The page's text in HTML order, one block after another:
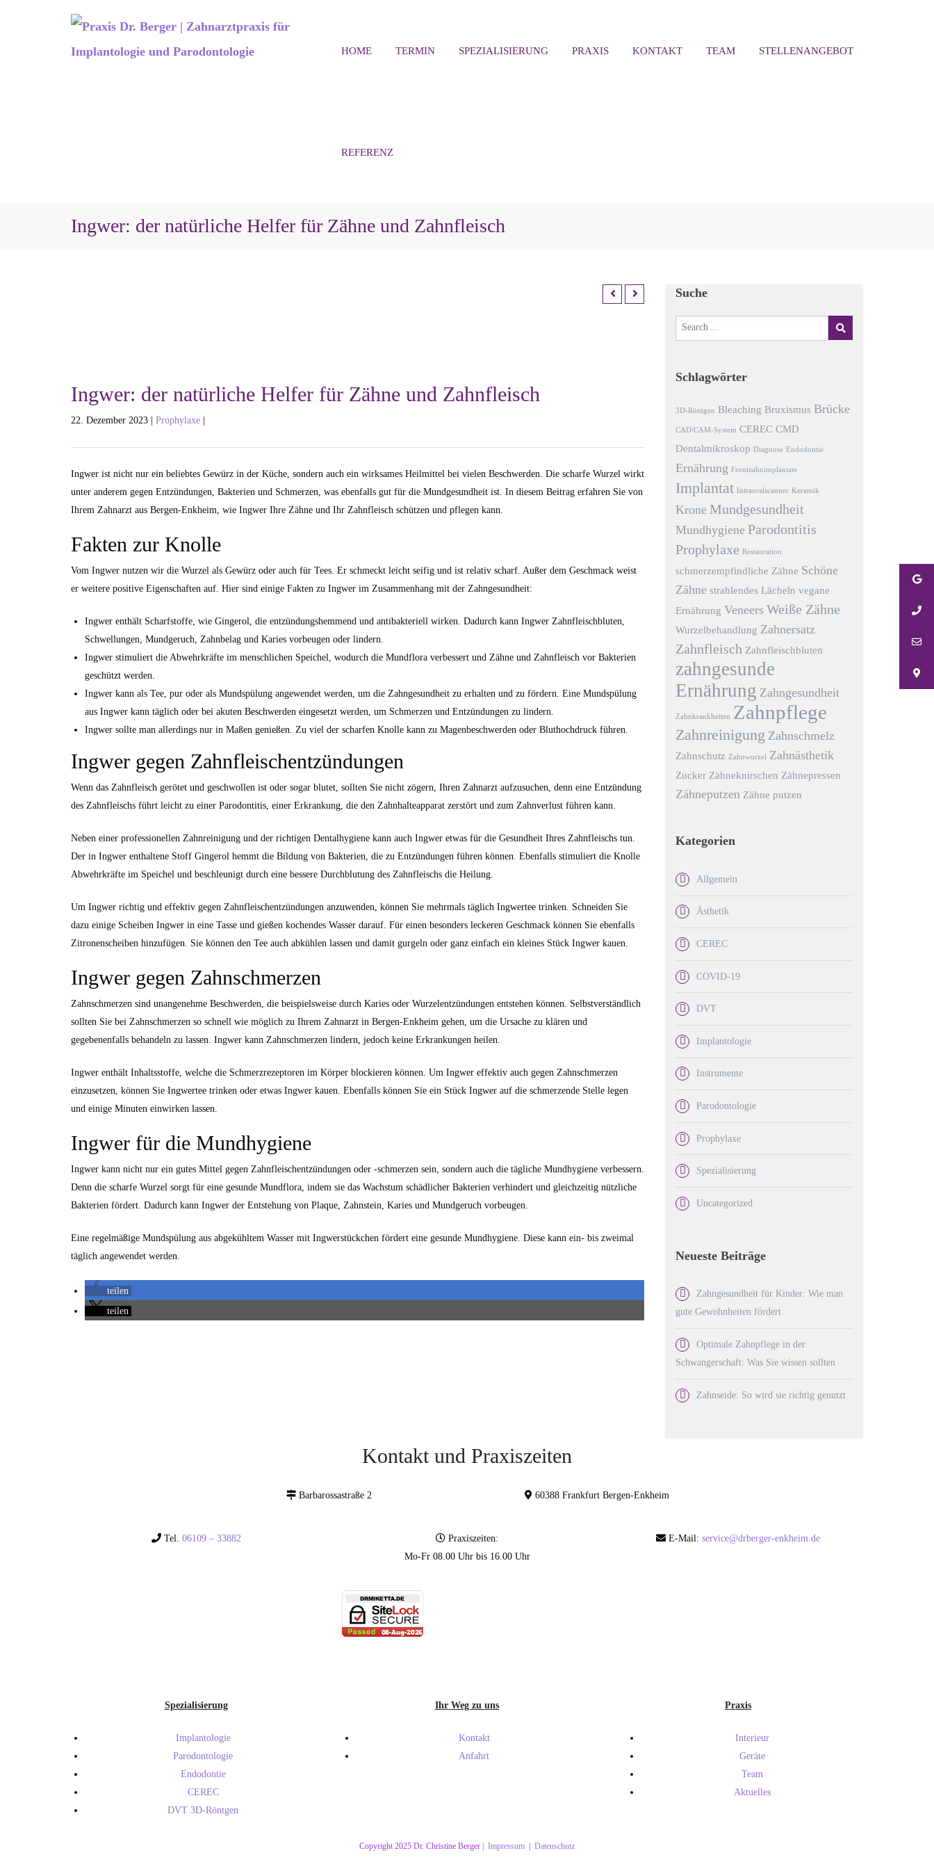
HOME TERMIN SPEZIALISIERUNG PRAXIS KONTAKT TEAM STELLENANGEBOT
REFERENZ
Ingwer: der natürliche Helfer für Zähne und Zahnfleisch
Ingwer: der natürliche Helfer für Zähne und Zahnfleisch
22. Dezember 2023 | Prophylaxe
Ingwer ist nicht nur ein beliebtes Gewürz in der Küche, sondern auch ein wirksames Heilmittel bei vielen Beschwerden. Die scharfe Wurzel wirkt
unter anderem gegen Entzündungen, Bakterien und Schmerzen, was ebenfalls gut für die Mundgesundheit ist. In diesem Beitrag erfahren Sie von
Ihrem Zahnarzt aus Bergen-Enkheim, wie Ingwer Ihre Zähne und Ihr Zahnfleisch schützen und pflegen kann.
Fakten zur Knolle
Vom Ingwer nutzen wir die Wurzel als Gewürz oder auch für Tees. Er schmeckt leicht seifig und ist relativ scharf. Außer dem Geschmack weist
er weitere positive Eigenschaften auf. Hier sind einige Fakten zu Ingwer im Zusammenhang mit der Zahngesundheit:
Ingwer enthält Scharfstoffe, wie Gingerol, die entzündungshemmend und antibakteriell wirken. Dadurch kann Ingwer Zahnfleischbluten,
Schwellungen, Mundgeruch, Zahnbelag und Karies vorbeugen oder lindern.
Ingwer stimuliert die Abwehrkräfte im menschlichen Speichel, wodurch die Mundflora verbessert und Zähne und Zahnfleisch vor Bakterien
geschützt werden.
Ingwer kann als Tee, pur oder als Mundspülung angewendet werden, um die Zahngesundheit zu erhalten und zu fördern. Eine Mundspülung
aus Ingwer kann täglich oder bei akuten Beschwerden eingesetzt werden, um Schmerzen und Entzündungen zu lindern.
Ingwer sollte man allerdings nur in Maßen genießen. Zu viel der scharfen Knolle kann zu Magenbeschwerden oder Bluthochdruck führen.
Ingwer gegen Zahnfleischentzündungen
Wenn das Zahnfleisch gerötet und geschwollen ist oder sogar blutet, sollten Sie nicht zögern, Ihren Zahnarzt aufzusuchen, denn eine Entzündung
des Zahnfleischs führt leicht zu einer Parodontitis, einer Erkrankung, die den Zahnhalteapparat zerstört und zum Zahnverlust führen kann.
Neben einer professionellen Zahnreinigung und der richtigen Dentalhygiene kann auch Ingwer etwas für die Gesundheit Ihres Zahnfleischs tun.
Der in Ingwer enthaltene Stoff Gingerol hemmt die Bildung von Bakterien, die zu Entzündungen führen können. Ebenfalls stimuliert die Knolle
Abwehrkräfte im Speichel und beschleunigt durch eine bessere Durchblutung des Zahnfleischs die Heilung.
Um Ingwer richtig und effektiv gegen Zahnfleischentzündungen anzuwenden, können Sie mehrmals täglich Ingwertee trinken. Schneiden Sie
dazu einige Scheiben Ingwer in eine Tasse und gießen kochendes Wasser darauf. Für einen besonders leckeren Geschmack können Sie ebenfalls
Zitronenscheiben hinzufügen. Sie können den Tee auch abkühlen lassen und damit gurgeln oder ganz einfach ein kleines Stück Ingwer kauen.
Ingwer gegen Zahnschmerzen
Zahnschmerzen sind unangenehme Beschwerden, die beispielsweise durch Karies oder Wurzelentzündungen entstehen können. Selbstverständlich
sollten Sie bei Zahnschmerzen so schnell wie möglich zu Ihrem Zahnarzt in Bergen-Enkheim gehen, um die Ursache zu klären und
gegebenenfalls behandeln zu lassen. Ingwer kann Zahnschmerzen lindern, jedoch keine Erkrankungen heilen.
Ingwer enthält Inhaltsstoffe, welche die Schmerzrezeptoren im Körper blockieren können. Um Ingwer effektiv auch gegen Zahnschmerzen
einzusetzen, können Sie Ingwertee trinken oder etwas Ingwer kauen. Ebenfalls können Sie ein Stück Ingwer auf die schmerzende Stelle legen
und einige Minuten einwirken lassen.
Ingwer für die Mundhygiene
Ingwer kann nicht nur ein gutes Mittel gegen Zahnfleischentzündungen oder -schmerzen sein, sondern auch die tägliche Mundhygiene verbessern.
Denn die scharfe Wurzel sorgt für eine gesunde Mundflora, indem sie das Wachstum schädlicher Bakterien verhindert und gleichzeitig nützliche
Bakterien fördert. Dadurch kann Ingwer der Entstehung von Plaque, Zahnstein, Karies und Mundgeruch vorbeugen.
Eine regelmäßige Mundspülung aus abgekühltem Wasser mit Ingwerstückchen fördert eine gesunde Mundhygiene. Diese kann ein- bis zweimal
täglich angewendet werden.
teilen
teilen
Suche
Schlagwörter
3D-Röntgen Bleaching Bruxismus Brücke
CAD/CAM-System CEREC CMD
Dentalmikroskop Diagnose Endodontie
Ernährung Frontzahnimplantate
Implantat Intraoralscanner Keramik
Krone Mundgesundheit
Mundhygiene Parodontitis
Prophylaxe Restauration
schmerzempfindliche Zähne Schöne
Zähne strahlendes Lächeln vegane
Ernährung Veneers Weiße Zähne
Wurzelbehandlung Zahnersatz
Zahnfleisch Zahnfleischbluten
zahngesunde
Ernährung Zahngesundheit
Zahnkrankheiten Zahnpflege
Zahnreinigung Zahnschmelz
Zahnschutz Zahnwurzel Zahnästhetik
Zucker Zähneknirschen Zähnepressen
Zähneputzen Zähne putzen
Kategorien
Allgemein
Ästhetik
CEREC
COVID-19
DVT
Implantologie
Instrumente
Parodontologie
Prophylaxe
Spezialisierung
Uncategorized
Neueste Beiträge
Zahngesundheit für Kinder: Wie man
gute Gewohnheiten fördert
Optimale Zahnpflege in der
Schwangerschaft: Was Sie wissen sollten
Zahnseide: So wird sie richtig genutzt
Kontakt und Praxiszeiten
Barbarossastraße 2 60388 Frankfurt Bergen-Enkheim
Tel. 06109 – 33882
Praxiszeiten:
Mo-Fr 08.00 Uhr bis 16.00 Uhr
E-Mail: service@drberger-enkheim.de
Spezialisierung
Implantologie
Parodontologie
Endodontie
CEREC
DVT 3D-Röntgen
Ihr Weg zu uns
Kontakt
Anfahrt
Praxis
Interieur
Geräte
Team
Aktuelles
Copyright 2025 Dr. Christine Berger | Impressum Datenschutz